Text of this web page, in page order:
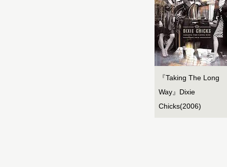
『Taking The Long
Way』Dixie
Chicks(2006)